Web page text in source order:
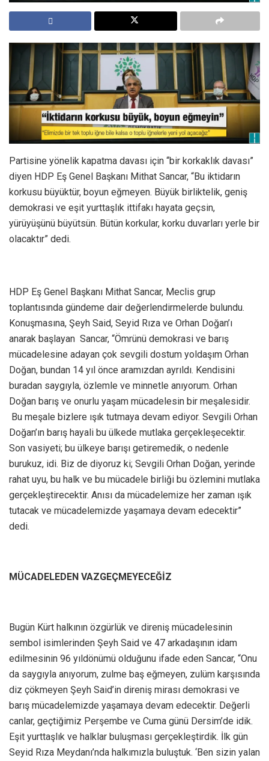
Partisine yönelik kapatma davası için “bir korkaklık davası”
diyen HDP Eş Genel Başkanı Mithat Sancar, “Bu iktidarın
korkusu büyüktür, boyun eğmeyen. Büyük birliktelik, geniş
demokrasi ve eşit yurttaşlık ittifakı hayata geçsin,
yürüyüşünü büyütsün. Bütün korkular, korku duvarları yerle bir
olacaktır” dedi.
HDP Eş Genel Başkanı Mithat Sancar, Meclis grup
toplantısında gündeme dair değerlendirmelerde bulundu.
Konuşmasına, Şeyh Said, Seyid Rıza ve Orhan Doğan’ı
anarak başlayan Sancar, “Ömrünü demokrasi ve barış
mücadelesine adayan çok sevgili dostum yoldaşım Orhan
Doğan, bundan 14 yıl önce aramızdan ayrıldı. Kendisini
buradan saygıyla, özlemle ve minnetle anıyorum. Orhan
Doğan barış ve onurlu yaşam mücadelesin bir meşalesidir.
Bu meşale bizlere ışık tutmaya devam ediyor. Sevgili Orhan
Doğan’ın barış hayali bu ülkede mutlaka gerçekleşecektir.
Son vasiyeti; bu ülkeye barışı getiremedik, o nedenle
burukuz, idi. Biz de diyoruz ki; Sevgili Orhan Doğan, yerinde
rahat uyu, bu halk ve bu mücadele birliği bu özlemini mutlaka
gerçekleştirecektir. Anısı da mücadelemize her zaman ışık
tutacak ve mücadelemizde yaşamaya devam edecektir”
dedi.
MÜCADELEDEN VAZGEÇMEYECEĞİZ
Bugün Kürt halkının özgürlük ve direniş mücadelesinin
sembol isimlerinden Şeyh Said ve 47 arkadaşının idam
edilmesinin 96 yıldönümü olduğunu ifade eden Sancar, “Onu
da saygıyla anıyorum, zulme baş eğmeyen, zulüm karşısında
diz çökmeyen Şeyh Said’in direniş mirası demokrasi ve
barış mücadelemizde yaşamaya devam edecektir. Değerli
canlar, geçtiğimiz Perşembe ve Cuma günü Dersim’de idik.
Eşit yurttaşlık ve halklar buluşması gerçekleştirdik. İlk gün
Seyid Rıza Meydanı’nda halkımızla buluştuk. ‘Ben sizin yalan